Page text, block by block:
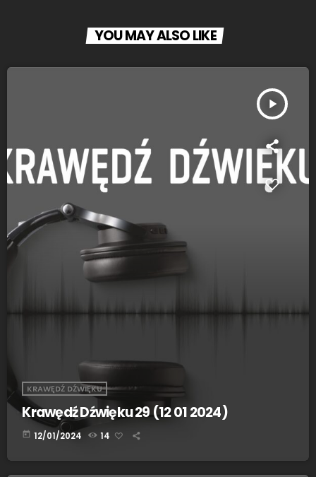
YOU MAY ALSO LIKE
play_arrow
KRAWĘDŹ DŹWIĘKU
Krawędź Dźwięku 29 (12 01 2024)
today 12/01/2024 14